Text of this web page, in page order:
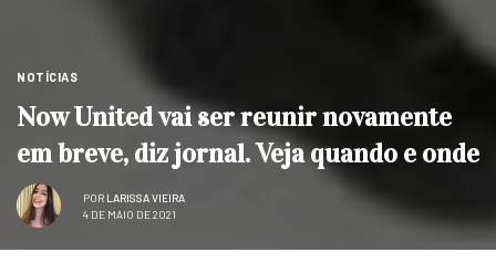
NOTÍCIAS
Now United vai ser reunir novamente
em breve, diz jornal. Veja quando e onde
POR LARISSA VIEIRA
4 DE MAIO DE 2021